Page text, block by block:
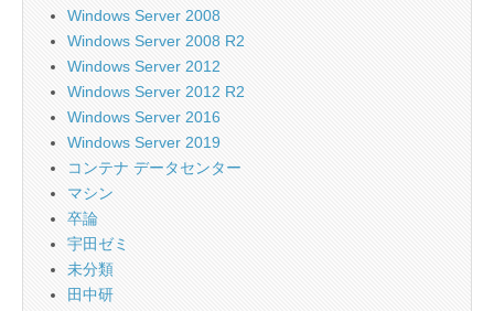
Windows Server 2008
Windows Server 2008 R2
Windows Server 2012
Windows Server 2012 R2
Windows Server 2016
Windows Server 2019
コンテナ データセンター
マシン
卒論
宇田ゼミ
未分類
田中研